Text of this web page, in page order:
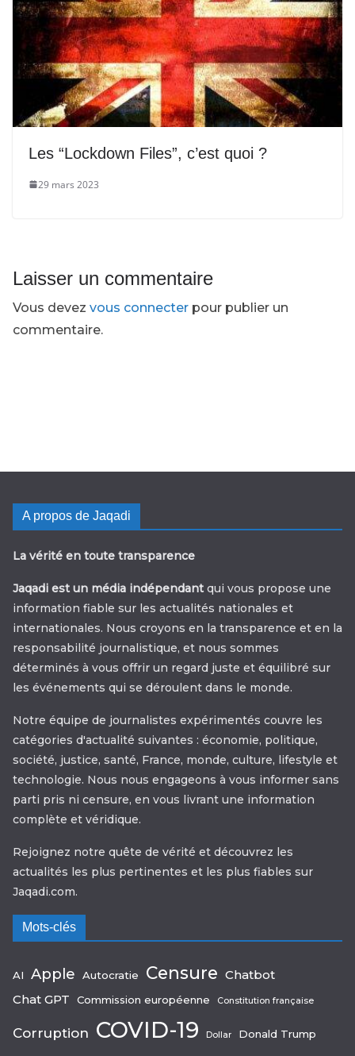
Les “Lockdown Files”, c’est quoi ?
29 mars 2023
Laisser un commentaire
Vous devez vous connecter pour publier un
commentaire.
A propos de Jaqadi
La vérité en toute transparence
Jaqadi est un média indépendant qui vous propose une
information fiable sur les actualités nationales et
internationales. Nous croyons en la transparence et en la
responsabilité journalistique, et nous sommes
déterminés à vous offrir un regard juste et équilibré sur
les événements qui se déroulent dans le monde.
Notre équipe de journalistes expérimentés couvre les
catégories d'actualité suivantes : économie, politique,
société, justice, santé, France, monde, culture, lifestyle et
technologie. Nous nous engageons à vous informer sans
parti pris ni censure, en vous livrant une information
complète et véridique.
Rejoignez notre quête de vérité et découvrez les
actualités les plus pertinentes et les plus fiables sur
Jaqadi.com.
Mots-clés
AI Apple Autocratie Censure Chatbot
Chat GPT
Commission européenne Constitution française
Corruption COVID-19 Dollar Donald Trump